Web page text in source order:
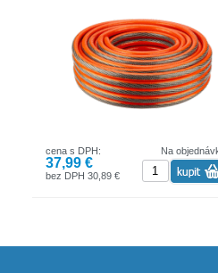
Safe. Pohodlné použitie vďaka systému
proti prekrúteniu. Trhací tlak 30 bar.
Na
cena s DPH:
37,99 €
bez DPH 30,89 €